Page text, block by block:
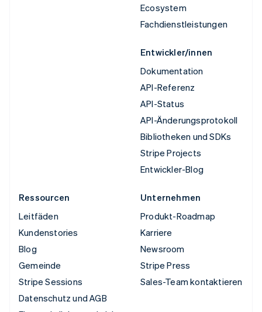
Ecosystem
Fachdienstleistungen
Entwickler/innen
Dokumentation
API-Referenz
API-Status
API-Änderungsprotokoll
Bibliotheken und SDKs
Stripe Projects
Entwickler-Blog
Ressourcen
Leitfäden
Kundenstories
Blog
Gemeinde
Stripe Sessions
Datenschutz und AGB
Unternehmen
Produkt-Roadmap
Karriere
Newsroom
Stripe Press
Sales-Team kontaktieren